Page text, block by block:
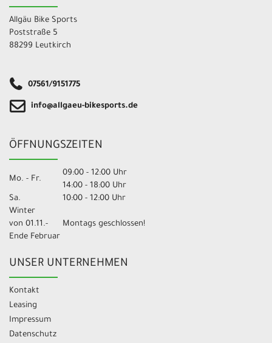
Allgäu Bike Sports
Poststraße 5
88299 Leutkirch
07561/9151775
info@allgaeu-bikesports.de
ÖFFNUNGSZEITEN
Mo. - Fr.
09:00 - 12:00 Uhr
14:00 - 18:00 Uhr
Sa.
10:00 - 12:00 Uhr
Winter
von 01.11.-
Ende Februar
Montags geschlossen!
UNSER UNTERNEHMEN
Kontakt
Leasing
Impressum
Datenschutz